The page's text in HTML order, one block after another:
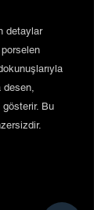
detaylar
desen,
gösterir. Bu